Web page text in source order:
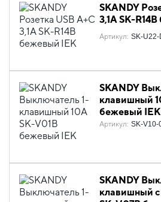
SKANDY
3,1А SK-
Артикул: SK-U22-
SKANDY
клавишный
бежевый IEK
Артикул: SK-V10-
SKANDY
клавишный